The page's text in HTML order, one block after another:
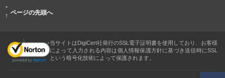
-
↑ ページの先頭へ
当サイトはDigiCert社発行のSSL電子証明書を使用しており、お客様
によって入力される内容は個人情報保護方針に基づき送信時にSSL
という暗号化技術によって保護されます。